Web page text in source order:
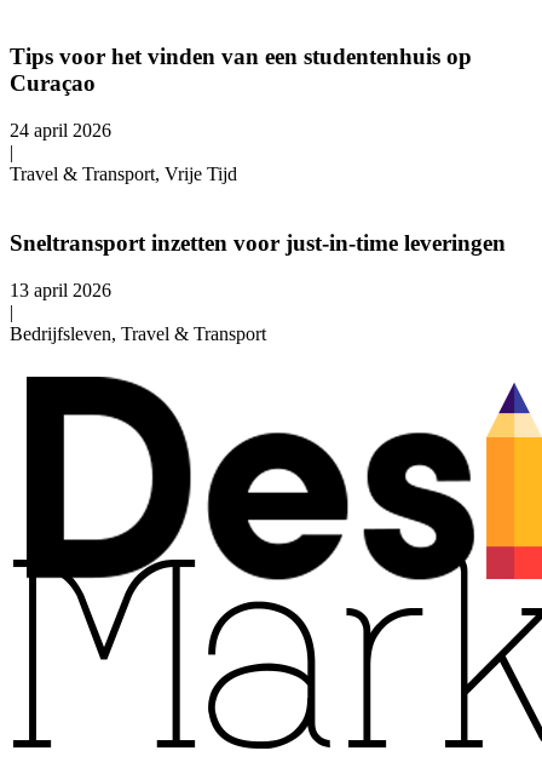
Tips voor het vinden van een studentenhuis op
Curaçao
24 april 2026
|
Travel & Transport, Vrije Tijd
Sneltransport inzetten voor just-in-time leveringen
13 april 2026
|
Bedrijfsleven, Travel & Transport